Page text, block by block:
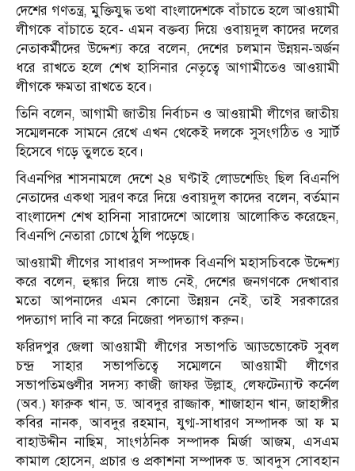
দেশের গণতন্ত্র, মুক্তিযুদ্ধ তথা বাংলাদেশকে বাঁচাতে হলে আওয়ামী
লীগকে বাঁচাতে হবে- এমন বক্তব্য দিয়ে ওবায়দুল কাদের দলের
নেতাকর্মীদের উদ্দেশ্য করে বলেন, দেশের চলমান উন্নয়ন-অর্জন
ধরে রাখতে হলে শেখ হাসিনার নেতৃত্বে আগামীতেও আওয়ামী
লীগকে ক্ষমতা রাখতে হবে।
তিনি বলেন, আগামী জাতীয় নির্বাচন ও আওয়ামী লীগের জাতীয়
সম্মেলনকে সামনে রেখে এখন থেকেই দলকে সুসংগঠিত ও স্মার্ট
হিসেবে গড়ে তুলতে হবে।
বিএনপির শাসনামলে দেশে ২৪ ঘণ্টাই লোডশেডিং ছিল বিএনপি
নেতাদের একথা স্মরণ করে দিয়ে ওবায়দুল কাদের বলেন, বর্তমান
বাংলাদেশ শেখ হাসিনা সারাদেশে আলোয় আলোকিত করেছেন,
বিএনপি নেতারা চোখে ঠুলি পড়েছে।
আওয়ামী লীগের সাধারণ সম্পাদক বিএনপি মহাসচিবকে উদ্দেশ্য
করে বলেন, হুঙ্কার দিয়ে লাভ নেই, দেশের জনগণকে দেখাবার
মতো আপনাদের এমন কোনো উন্নয়ন নেই, তাই সরকারের
পদত্যাগ দাবি না করে নিজেরা পদত্যাগ করুন।
ফরিদপুর জেলা আওয়ামী লীগের সভাপতি অ্যাডভোকেট সুবল
চন্দ্র সাহার সভাপতিত্বে সম্মেলনে আওয়ামী লীগের
সভাপতিমণ্ডলীর সদস্য কাজী জাফর উল্লাহ, লেফটেন্যান্ট কর্নেল
(অব.) ফারুক খান, ড. আবদুর রাজ্জাক, শাজাহান খান, জাহাঙ্গীর
কবির নানক, আবদুর রহমান, যুগ্ম-সাধারণ সম্পাদক আ ফ ম
বাহাউদ্দীন নাছিম, সাংগঠনিক সম্পাদক মির্জা আজম, এসএম
কামাল হোসেন, প্রচার ও প্রকাশনা সম্পাদক ড. আবদুস সোবহান